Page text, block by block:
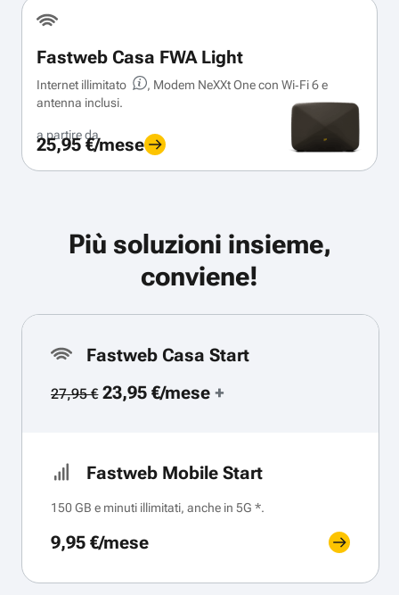
Fastweb Casa FWA Light
Internet illimitato
, Modem NeXXt One con Wi‑Fi 6 e
antenna inclusi.
a partire da
25,95 €/mese
Più soluzioni insieme,
conviene!
Fastweb Casa Start
27,95 €23,95 €/mese+
Fastweb Mobile Start
150 GB e minuti illimitati, anche in 5G *.
9,95 €/mese